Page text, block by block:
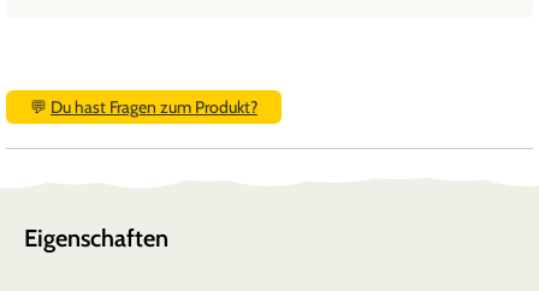
💬 Du hast Fragen zum Produkt?
Eigenschaften